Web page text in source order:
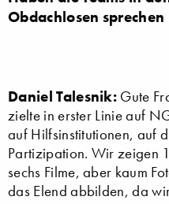
Obdachlosen
Daniel Talesnik: Gute
zielte in erster Linie auf
auf Hilfsinstitutionen, auf
Partizipation. Wir zeigen
sechs Filme, aber kaum
das Elend abbilden, da